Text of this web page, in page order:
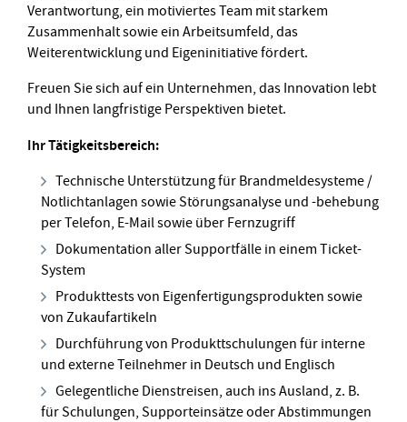
Verantwortung, ein motiviertes Team mit starkem
Zusammenhalt sowie ein Arbeitsumfeld, das
Weiterentwicklung und Eigeninitiative fördert.
Freuen Sie sich auf ein Unternehmen, das Innovation lebt
und Ihnen langfristige Perspektiven bietet.
Ihr Tätigkeitsbereich:
Technische Unterstützung für Brandmeldesysteme /
Notlichtanlagen sowie Störungsanalyse und -behebung
per Telefon, E-Mail sowie über Fernzugriff
Dokumentation aller Supportfälle in einem Ticket-
System
Produkttests von Eigenfertigungsprodukten sowie
von Zukaufartikeln
Durchführung von Produkttschulungen für interne
und externe Teilnehmer in Deutsch und Englisch
Gelegentliche Dienstreisen, auch ins Ausland, z. B.
für Schulungen, Supporteinsätze oder Abstimmungen